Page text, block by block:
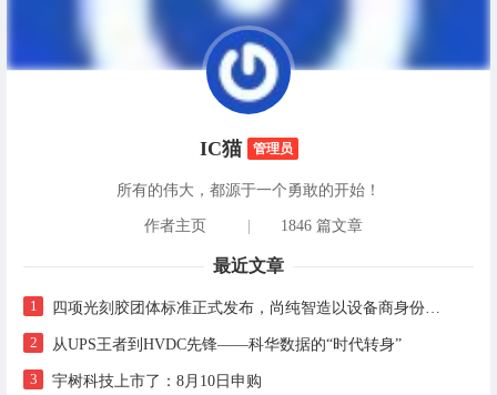
IC猫 管理员
所有的伟大，都源于一个勇敢的开始！
作者主页 1846 篇文章
最近文章
1 四项光刻胶团体标准正式发布，尚纯智造以设备商身份跻身标准起草席
2 从UPS王者到HVDC先锋——科华数据的“时代转身”
3 宇树科技上市了：8月10日申购